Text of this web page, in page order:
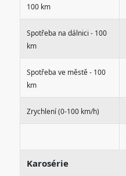
100 km
Spotřeba na dálnici - 100
km
Spotřeba ve městě - 100
km
Zrychlení (0-100 km/h)
Karosérie